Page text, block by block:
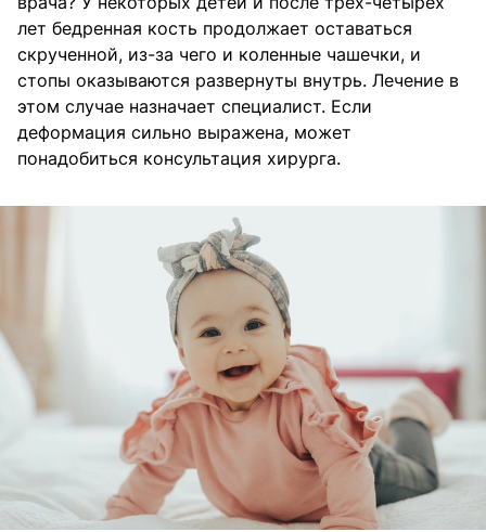
лет бедренная кость продолжает оставаться
скрученной, из-за чего и коленные чашечки, и
стопы оказываются развернуты внутрь. Лечение в
этом случае назначает специалист. Если
деформация сильно выражена, может
понадобиться консультация хирурга.